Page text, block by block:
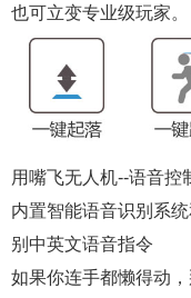
也可立变专业级玩家。
用嘴飞无人机--语音控
内置智能语音识别系
别中英文语音指令
如果你连手都懒得动，